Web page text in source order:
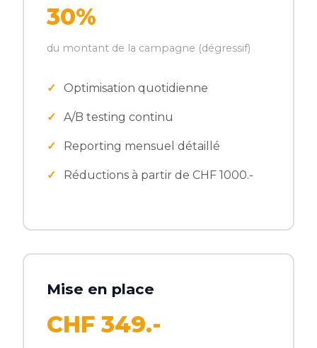
30%
du montant de la campagne (dégressif)
Optimisation quotidienne
A/B testing continu
Reporting mensuel détaillé
Réductions à partir de CHF 1000.-
Mise en place
CHF 349.-